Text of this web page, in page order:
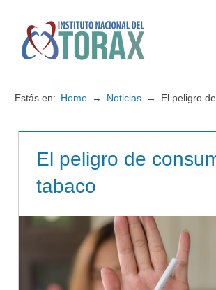
contenido
Instituto
del
Estás en: Home Noticias El peligro
El peligro de
tabaco